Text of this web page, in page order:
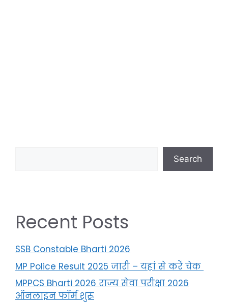
Search
Recent Posts
SSB Constable Bharti 2026
MP Police Result 2025 जारी – यहां से करें चेक
MPPCS Bharti 2026 राज्य सेवा परीक्षा 2026
ऑनलाइन फॉर्म शुरू